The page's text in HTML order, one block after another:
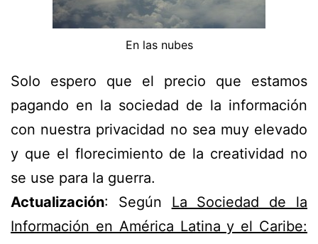
En las nubes
Solo espero que el precio que estamos
pagando en la sociedad de la información
con nuestra privacidad no sea muy elevado
y que el florecimiento de la creatividad no
se use para la guerra.
Actualización: Según La Sociedad de la
Información en América Latina y el Caribe: